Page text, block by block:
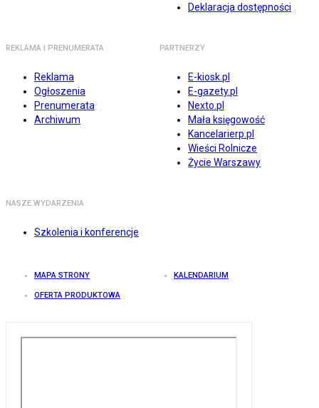
Deklaracja dostępności
REKLAMA I PRENUMERATA
Reklama
Ogłoszenia
Prenumerata
Archiwum
PARTNERZY
E-kiosk.pl
E-gazety.pl
Nexto.pl
Mała księgowość
Kancelarierp.pl
Wieści Rolnicze
Życie Warszawy
NASZE WYDARZENIA
Szkolenia i konferencje
MAPA STRONY KALENDARIUM
OFERTA PRODUKTOWA